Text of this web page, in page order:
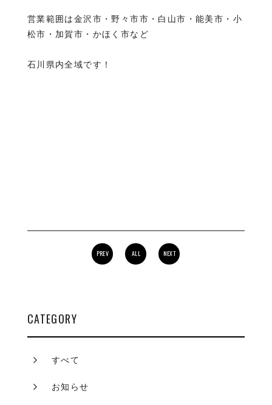
営業範囲は金沢市・野々市市・白山市・能美市・小
松市・加賀市・かほく市など
石川県内全域です！
PREV ALL NEXT
CATEGORY
すべて
お知らせ